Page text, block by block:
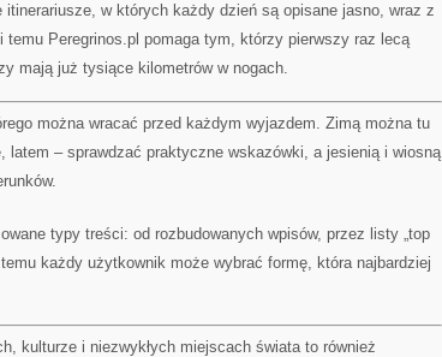
w których każdy dzień są opisane jasno, wraz z
Peregrinos.pl pomaga tym, którzy pierwszy raz lecą
mają już tysiące kilometrów w nogach.
można wracać przed każdym wyjazdem. Zimą można tu
latem – sprawdzać praktyczne wskazówki, a jesienią i wiosną
typy treści: od rozbudowanych wpisów, przez listy „top
każdy użytkownik może wybrać formę, która najbardziej
kulturze i niezwykłych miejscach świata to również